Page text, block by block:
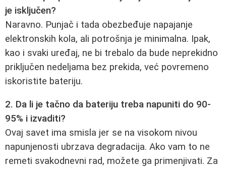
je isključen?
Naravno. Punjač i tada obezbeđuje napajanje
elektronskih kola, ali potrošnja je minimalna. Ipak,
kao i svaki uređaj, ne bi trebalo da bude neprekidno
priključen nedeljama bez prekida, već povremeno
iskoristite bateriju.
2. Da li je tačno da bateriju treba napuniti do 90-
95% i izvaditi?
Ovaj savet ima smisla jer se na visokom nivou
napunjenosti ubrzava degradacija. Ako vam to ne
remeti svakodnevni rad, možete ga primenjivati. Za